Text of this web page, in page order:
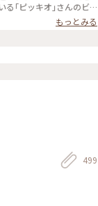
る｢ピッキオ｣さんのビ
たしの旅#
オン #おさんぽ#デザイ
もっとみる
499